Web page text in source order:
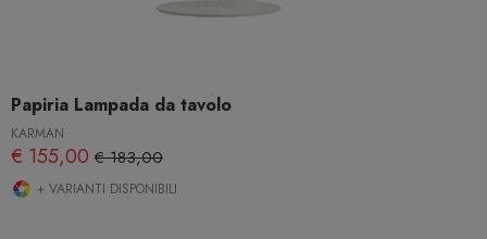
Papiria Lampada da tavolo
KARMAN
€ 155,00 € 183,00
+ VARIANTI DISPONIBILI